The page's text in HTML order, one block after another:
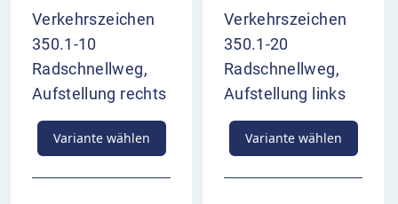
Verkehrszeichen
350.1-10
Radschnellweg,
Aufstellung rechts
Variante wählen
Verkehrszeichen
350.1-20
Radschnellweg,
Aufstellung links
Variante wählen